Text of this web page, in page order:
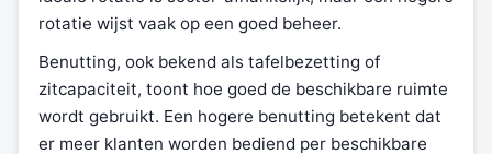
rotatie wijst vaak op een goed beheer.
Benutting, ook bekend als tafelbezetting of
zitcapaciteit, toont hoe goed de beschikbare ruimte
wordt gebruikt. Een hogere benutting betekent dat
er meer klanten worden bediend per beschikbare